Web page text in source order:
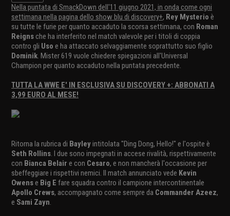
Nella puntata di SmackDown dell'11 giugno 2021, in onda come ogni
settimana nella pagina dello show blu di discovery+, Rey Mysterio è
su tutte le furie per quanto accaduto la scorsa settimana, con Roman
Reignsche ha interferito nel match valevole per i titoli di coppia
contro gli Uso e ha attaccato selvaggiamente soprattutto suo figlio
Dominik. Mister 619 vuole chiedere spiegazioni all'Universal
Champion per quanto accaduto nella puntata precedente.
TUTTA LA WWE E' IN ESCLUSIVA SU DISCOVERY +: ABBONATI A
3,99 EURO AL MESE!
Ritorna la rubrica di Bayleyintitolata "Ding Dong, Hello!" e l'ospite è
Seth Rollins. I due sono impegnati in accese rivalità, rispettivamente
con Bianca Belair e con Cesaro, e non mancherà l'occasione per
sbeffeggiare i rispettivi nemici. Il match annunciato vede Kevin
Owense Big E fare squadra contro il campione intercontinentale
Apollo Crews, accompagnato come sempre da Commander Azeez,
e Sami Zayn.